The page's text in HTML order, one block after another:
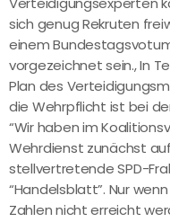
sich genug Rekruten
einem
vorgezeichnet sein., In
Plan des
die Wehrpflicht ist bei
“Wir haben im
Wehrdienst zunächst
stellvertretende SPD-
“Handelsblatt”. Nur
Zahlen nicht erreicht